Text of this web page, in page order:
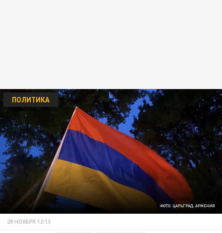
ФОТО: ЦАРЬГРАД. АРМЕНИЯ
ПОЛИТИКА
28 НОЯБРЯ 12:13